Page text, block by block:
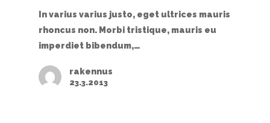
In varius varius justo, eget ultrices mauris
rhoncus non. Morbi tristique, mauris eu
imperdiet bibendum,…
rakennus
23.3.2013